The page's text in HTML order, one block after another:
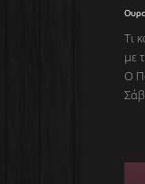
Τι
με
Ο